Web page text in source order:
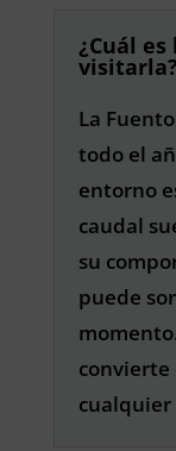
¿Cuál
visitarla?
La
todo el
entorno
caudal
su
puede
convierte
cualquier